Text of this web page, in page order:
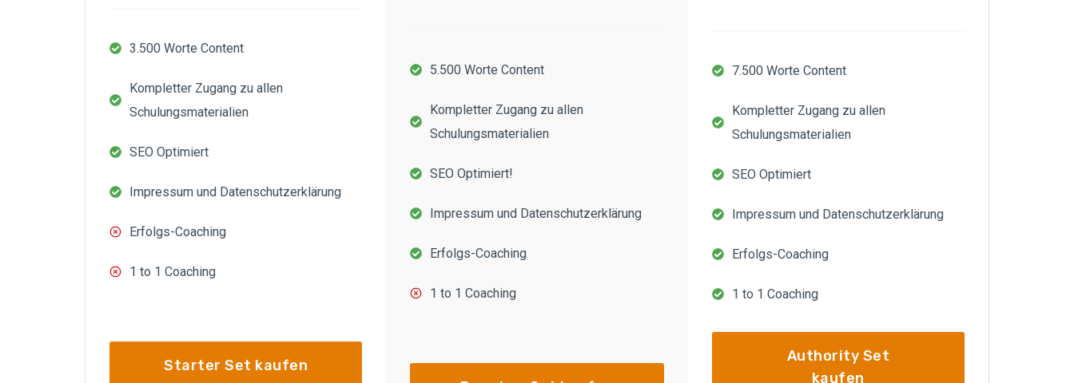
3.500 Worte Content
Kompletter Zugang zu allen
Schulungsmaterialien
SEO Optimiert
Impressum und Datenschutzerklärung
Erfolgs-Coaching
1 to 1 Coaching
Starter Set kaufen
5.500 Worte Content
Kompletter Zugang zu allen
Schulungsmaterialien
SEO Optimiert!
Impressum und Datenschutzerklärung
Erfolgs-Coaching
1 to 1 Coaching
7.500 Worte Content
Kompletter Zugang zu allen
Schulungsmaterialien
SEO Optimiert
Impressum und Datenschutzerklärung
Erfolgs-Coaching
1 to 1 Coaching
Authority Set
kaufen